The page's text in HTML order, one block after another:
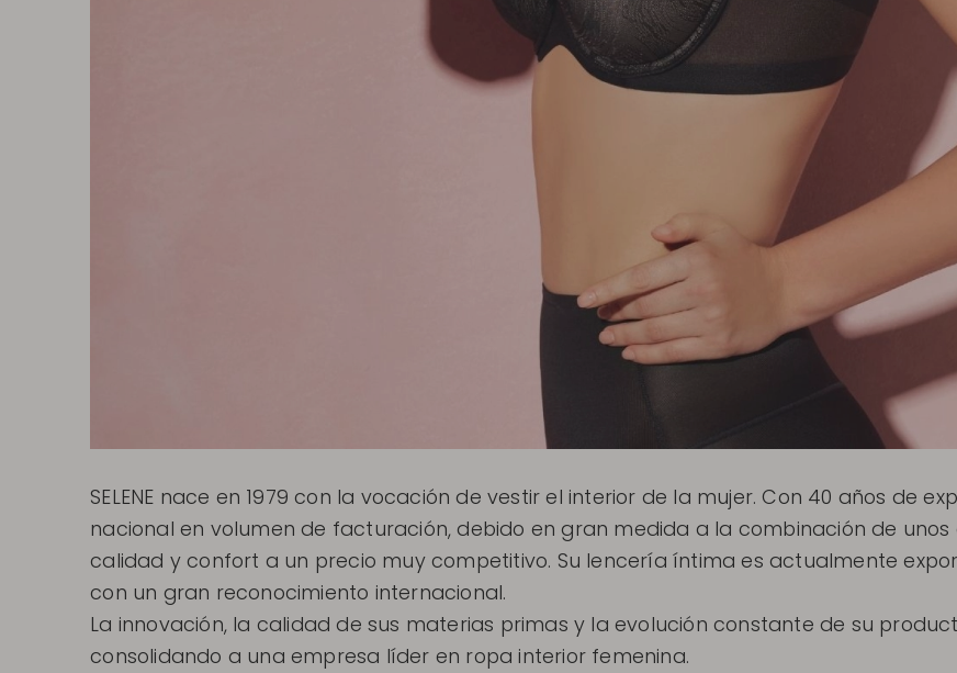
SELENE nace en 1979 con la vocación de vestir el interior de la mujer. Con 40 años de
nacional en volumen de facturación, debido en gran medida a la combinación de
calidad y confort a un precio muy competitivo. Su lencería íntima es actualmente
con un gran reconocimiento internacional.
La innovación, la calidad de sus materias primas y la evolución constante de su
consolidando a una empresa líder en ropa interior femenina.